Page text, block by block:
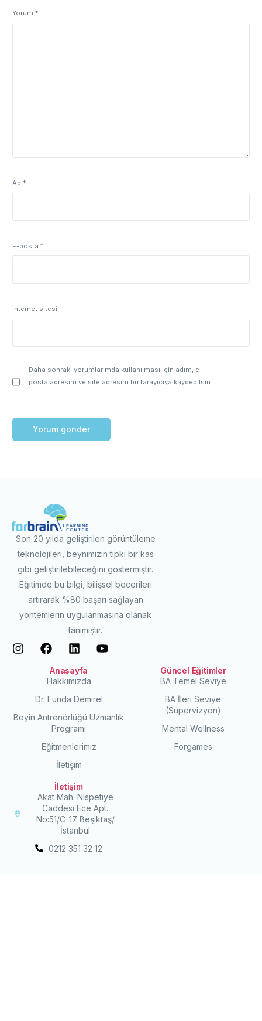
Yorum*
Ad*
E-posta*
İnternet sitesi
Daha sonraki yorumlarımda kullanılması için adım, e-
posta adresim ve site adresim bu tarayıcıya kaydedilsin.
Son 20 yılda geliştirilen görüntüleme
teknolojileri, beynimizin tıpkı bir kas
gibi geliştirilebileceğini göstermiştir.
Eğitimde bu bilgi, bilişsel becerileri
artırarak %80 başarı sağlayan
yöntemlerin uygulanmasına olanak
tanımıştır.
Anasayfa
Hakkımızda
Dr. Funda Demirel
Beyin Antrenörlüğü Uzmanlık
Programı
Eğitmenlerimiz
İletişim
Güncel Eğitimler
BA Temel Seviye
BA İleri Seviye
(Süpervizyon)
Mental Wellness
Forgames
İletişim
Akat Mah. Nispetiye
Caddesi Ece Apt.
No:51/C-17 Beşiktaş/
İstanbul
0212 351 32 12